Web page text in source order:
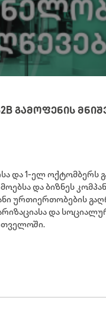
ᲒᲐᲛᲝᲤᲔᲜᲘᲡ
და 1-ელ ოქტომბერს
და ბიზნეს
ურთიერთობების
და